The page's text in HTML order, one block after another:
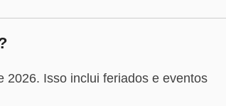
2026. Isso inclui feriados e eventos